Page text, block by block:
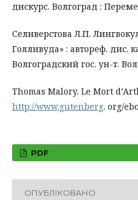
дискурс. Волгоград :
Селиверстова Л.П.
Голливуда» : автореф. дис.
Волгоградский гос. ун-т.
Thomas Malory. Le Mort
http://www.gutenberg. org/
PDF
ОПУБЛІКОВАНО